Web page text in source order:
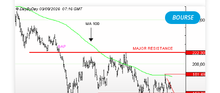
BOURSE